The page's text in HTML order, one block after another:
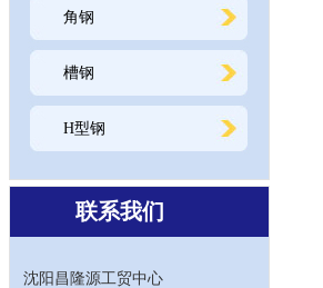
角钢
槽钢
H型钢
联系我们
沈阳昌隆源工贸中心